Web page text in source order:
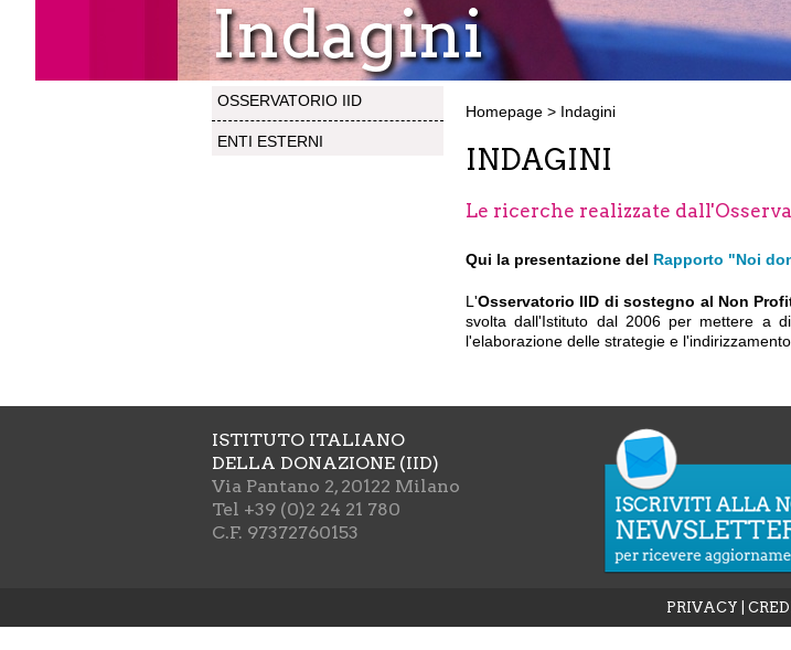
Indagini
OSSERVATORIO IID
ENTI ESTERNI
Homepage > Indagini
INDAGINI
Le ricerche realizzate
Qui la presentazione del Rapporto "Noi
L'Osservatorio IID di sostegno al Non
svolta dall'Istituto dal 2006 per mettere a
l'elaborazione delle strategie e
ISTITUTO ITALIANO
DELLA DONAZIONE (IID)
Via Pantano 2, 20122 Milano
Tel +39 (0)2 24 21 780
C.F. 97372760153
PRIVACY